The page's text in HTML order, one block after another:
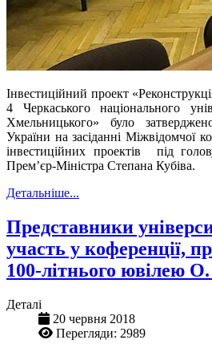
Інвестиційний проект
4 Черкаського національного
Хмельницького» було
України на засіданні Міжвідомчої
інвестиційних проектів під
Прем’єр-Міністра Степана Кубіва.
Детальніше...
Представники
участь у коференції,
100-літнього ювілею
Деталі
20 червня 2018
Перегляди: 2989